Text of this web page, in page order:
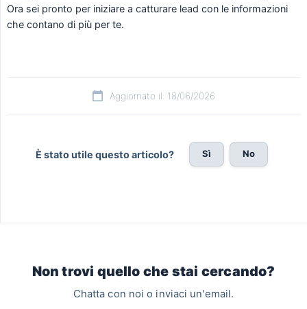
Ora sei pronto per iniziare a catturare lead con le informazioni
che contano di più per te.
Aggiornato il: 18/06/2026
È stato utile questo articolo? Sì No
Non trovi quello che stai cercando?
Chatta con noi o inviaci un'email.